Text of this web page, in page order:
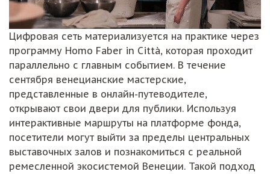
Цифровая сеть материализуется на практике через
программу Homo Faber in Città, которая проходит
параллельно с главным событием. В течение
сентября венецианские мастерские,
представленные в онлайн-путеводителе,
открывают свои двери для публики. Используя
интерактивные маршруты на платформе фонда,
посетители могут выйти за пределы центральных
выставочных залов и познакомиться с реальной
ремесленной экосистемой Венеции. Такой подход